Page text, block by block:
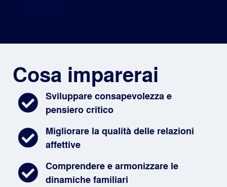
Cosa imparerai
Sviluppare consapevolezza e
pensiero critico
Migliorare la qualità delle relazioni
affettive
Comprendere e armonizzare le
dinamiche familiari